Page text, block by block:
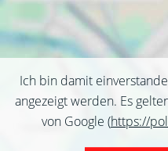
Ich bin damit
angezeigt werden. Es
von Google (https://